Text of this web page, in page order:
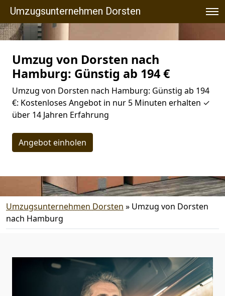
Umzugsunternehmen Dorsten
Umzug von Dorsten nach
Hamburg: Günstig ab 194 €
Umzug von Dorsten nach Hamburg: Günstig ab 194
€: Kostenloses Angebot in nur 5 Minuten erhalten ✓
über 14 Jahren Erfahrung
Angebot einholen
Umzugsunternehmen Dorsten » Umzug von Dorsten
nach Hamburg